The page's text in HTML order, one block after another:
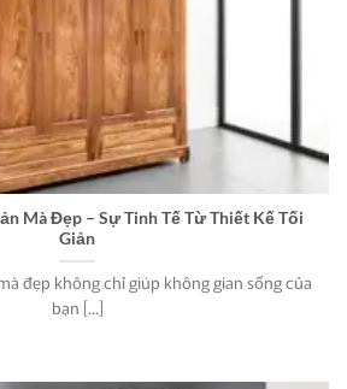
Mà Đẹp – Sự Tinh Tế Từ Thiết Kế Tối
Giản
đẹp không chỉ giúp không gian sống của
bạn [...]